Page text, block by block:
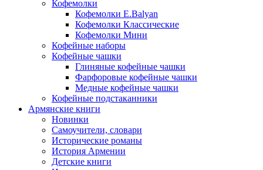
Кофемолки
Кофемолки E.Balyan
Кофемолки Классические
Кофемолки Мини
Кофейные наборы
Кофейные чашки
Глиняные кофейные чашки
Фарфоровые кофейные чашки
Медные кофейные чашки
Кофейные подстаканники
Армянские книги
Новинки
Самоучители, словари
Исторические романы
История Армении
Детские книги